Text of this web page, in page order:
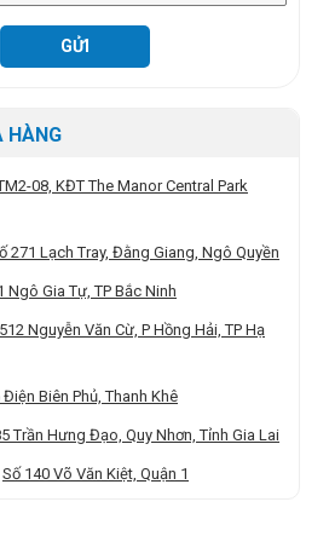
HÀNG
08, KĐT The Manor Central Park
271 Lạch Tray, Đằng Giang, Ngô Quyền
Ngô Gia Tự, TP Bắc Ninh
512 Nguyễn Văn Cừ, P Hồng Hải, TP Hạ
Điện Biên Phủ, Thanh Khê
Trần Hưng Đạo, Quy Nhơn, Tỉnh Gia Lai
Số 140 Võ Văn Kiệt, Quận 1